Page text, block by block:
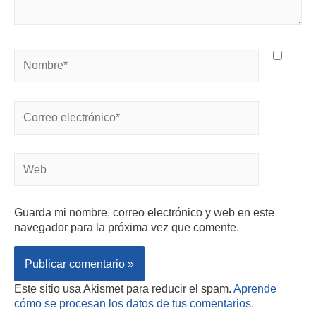
Guarda mi nombre, correo electrónico y web en este
navegador para la próxima vez que comente.
Este sitio usa Akismet para reducir el spam. Aprende
cómo se procesan los datos de tus comentarios.